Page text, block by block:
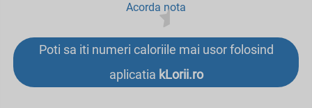
Acorda nota
Poti sa iti numeri caloriile mai usor folosind
aplicatia kLorii.ro